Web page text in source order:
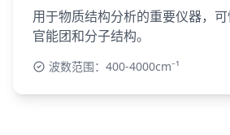
用于物质结构分析的重要仪器，
官能团和分子结构。
波数范围：400-4000cm⁻¹